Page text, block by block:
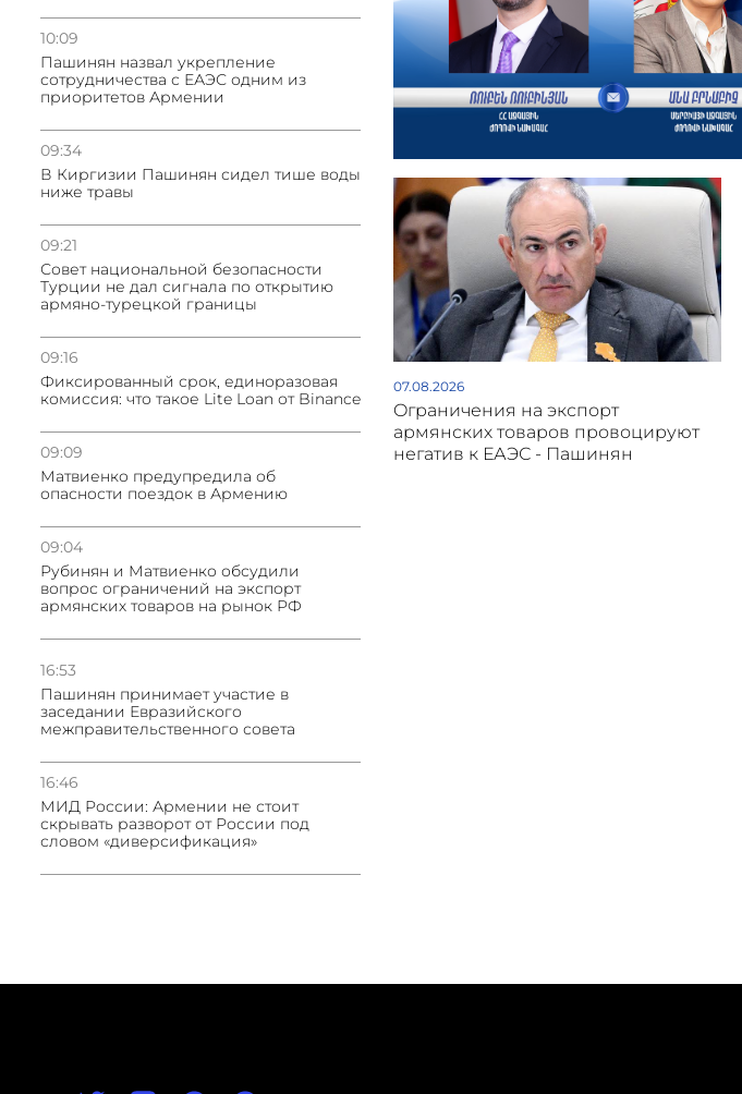
10:09
Пашинян назвал укрепление
сотрудничества с ЕАЭС одним из
приоритетов Армении
09:34
В Киргизии Пашинян сидел тише воды
ниже травы
09:21
Совет национальной безопасности
Турции не дал сигнала по открытию
армяно-турецкой границы
09:16
Фиксированный срок, единоразовая
комиссия: что такое Lite Loan от Binance
09:09
Матвиенко предупредила об
опасности поездок в Армению
09:04
Рубинян и Матвиенко обсудили
вопрос ограничений на экспорт
армянских товаров на рынок РФ
16:53
Пашинян принимает участие в
заседании Евразийского
межправительственного совета
16:46
МИД России: Армении не стоит
скрывать разворот от России под
словом «диверсификация»
07.08.2026
Oграничения на экспорт
армянских товаров провоцируют
негатив к ЕАЭС - Пашинян